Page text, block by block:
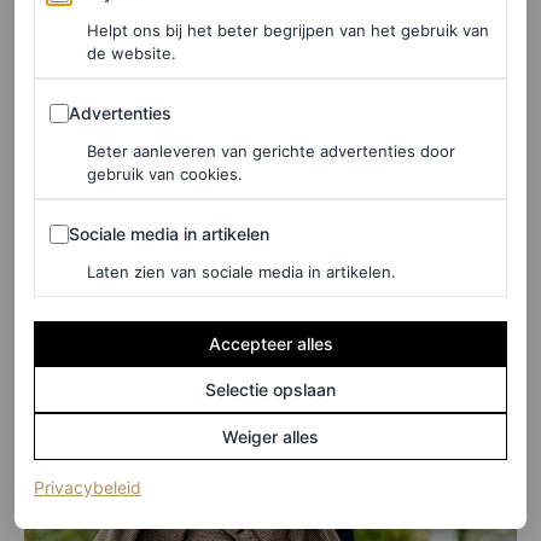
gaan dragen is nog een tweede, maar dat het een
interessante twist kan geven aan je outfit staat vast. Dat
moet Máxima ook hebben gedacht, aangezien de
koningin vaker in een capejurk werd gespot. Eerder dit
jaar zagen we de royal in een roze capelook tijdens haar
bezoek aan de Verenigde Staten
Koningsdag
Helpt ons bij het beter begrijpen van het gebruik van
de website.
Advertenties
Advertenties
Beter aanleveren van gerichte advertenties door
gebruik van cookies.
Sociale media in artikelen
Sociale media in artikelen
Laten zien van sociale media in artikelen.
Accepteer alles
Selectie opslaan
Weiger alles
Privacybeleid